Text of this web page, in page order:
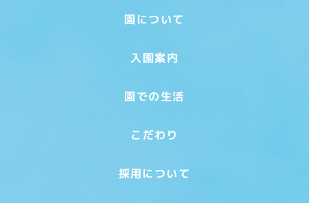
園について
入園案内
園での生活
こだわり
採用について